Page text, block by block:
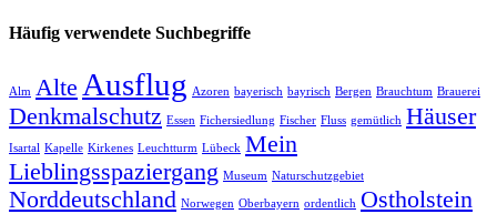
Häufig verwendete Suchbegriffe
Alm Alte Ausflug Azoren bayerisch bayrisch Bergen Brauchtum Brauerei
Denkmalschutz Essen Fichersiedlung Fischer Fluss gemütlich Häuser
Isartal Kapelle Kirkenes Leuchtturm Lübeck Mein
Lieblingsspaziergang Museum Naturschutzgebiet
Norddeutschland Norwegen Oberbayern ordentlich Ostholstein